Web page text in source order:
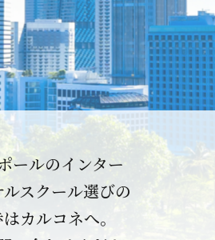
ールのインター
スクール選びの
カルコネへ。